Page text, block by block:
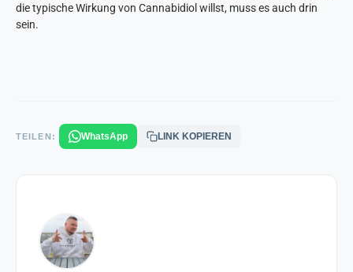
die typische Wirkung von Cannabidiol willst, muss es auch drin
sein.
TEILEN: WhatsApp LINK KOPIEREN